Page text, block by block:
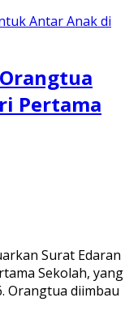
Pertama
Surat Edaran
Sekolah, yang
Orangtua diimbau